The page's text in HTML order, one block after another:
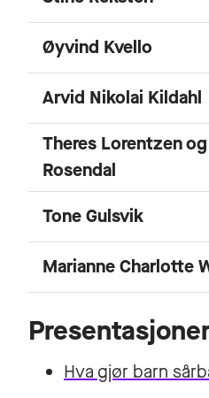
Øyvind Kvello
Arvid Nikolai Kildahl
Theres Lorentzen
Rosendal
Tone Gulsvik
Marianne Charlotte
Hva gjør barn